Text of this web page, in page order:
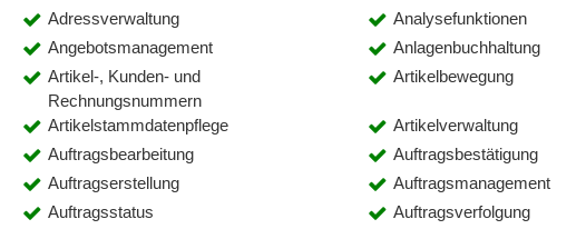
Adressverwaltung
Analysefunktionen
Angebotsmanagement
Anlagenbuchhaltung
Artikel-, Kunden- und
Rechnungsnummern
Artikelbewegung
Artikelstammdatenpflege Artikelverwaltung
Auftragsbearbeitung
Auftragsbestätigung
Auftragserstellung
Auftragsmanagement
Auftragsstatus
Auftragsverfolgung